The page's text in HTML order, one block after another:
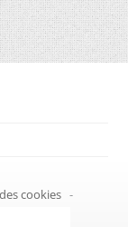
cookies -